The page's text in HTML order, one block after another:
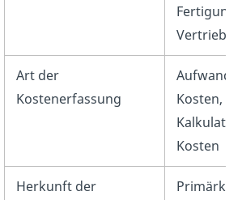
Art der
Kostenerfassung
Kosten,
Kosten
Herkunft der